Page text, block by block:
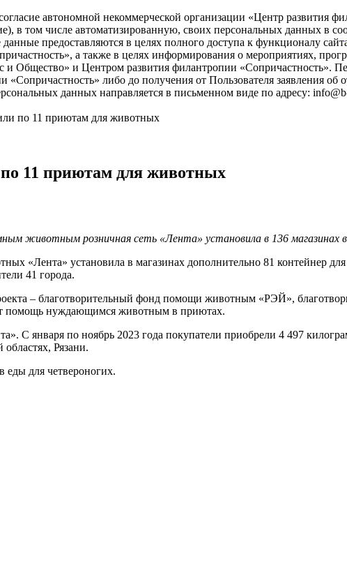
автономной некоммерческой организации «Центр развития
в том числе автоматизированную, своих персональных данных в
предоставляются в целях полного доступа к функционалу
а также в целях информирования о мероприятиях,
Общество» и Центром развития филантропии «Сопричастность».
либо до получения от Пользователя заявления об
данных направляется в письменном виде по адресу:
по 11 приютам для животных
11 приютам для животных
животным розничная сеть «Лента» установила в 136 магазинах
«Лента» установила в магазинах дополнительно 81 контейнер
41 города.
– благотворительный фонд помощи животным «РЭЙ»,
помощь нуждающимся животным в приютах.
С января по ноябрь 2023 года покупатели приобрели 4 497
Рязани.
еды для четвероногих.